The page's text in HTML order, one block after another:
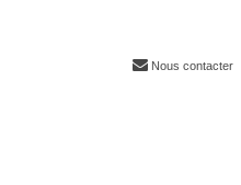
Nous contacter